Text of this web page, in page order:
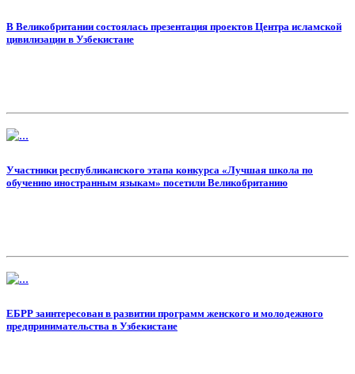
В Великобритании состоялась презентация проектов Центра исламской
цивилизации в Узбекистане
Участники республиканского этапа конкурса «Лучшая школа по
обучению иностранным языкам» посетили Великобританию
EБРР заинтересован в развитии программ женского и молодежного
предпринимательства в Узбекистане